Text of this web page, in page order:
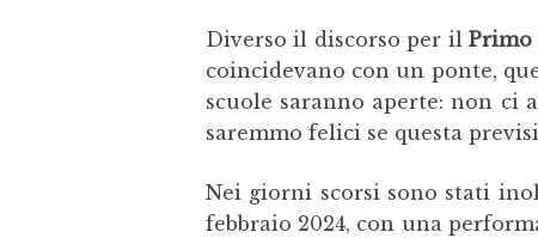
Diverso il discorso per ilPrimo
coincidevano con un ponte,
scuole saranno aperte: non ci
saremmo felici se questa
Nei giorni scorsi sono stati
febbraio 2024, con una